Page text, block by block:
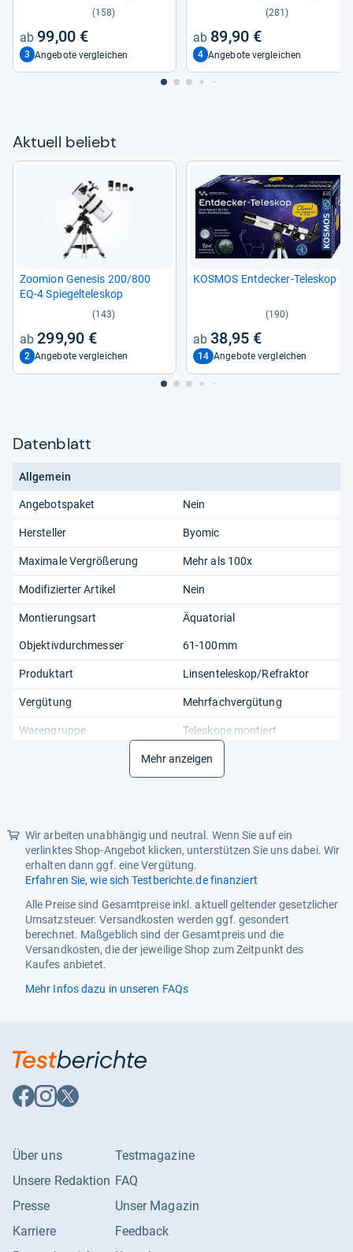
(158)
99,00 €
3 Angebote vergleichen
(281)
89,90 €
4 Angebote vergleichen
Aktu­ell beliebt
Zoo­mion Gene­sis 200/800
EQ-​4 Spie­gel­te­le­skop
(143)
299,90 €
2 Angebote vergleichen
KOS­MOS Ent­de­cker-​Tele­skop
(190)
38,95 €
14 Angebote vergleichen
Datenblatt
Allgemein
Angebotspaket Nein
Hersteller Byomic
Maximale Vergrößerung Mehr als 100x
Modifizierter Artikel Nein
Montierungsart Äquatorial
Objektivdurchmesser 61-100mm
Produktart Linsenteleskop/Refraktor
Vergütung Mehrfachvergütung
Warengruppe Teleskope montiert
Mehr anzeigen
Wir arbeiten unabhängig und neutral. Wenn Sie auf ein
verlinktes Shop-Angebot klicken, unterstützen Sie uns dabei. Wir
erhalten dann ggf. eine Vergütung.
Erfahren Sie, wie sich Testberichte.de finanziert
Alle Preise sind Gesamtpreise inkl. aktuell geltender gesetzlicher
Umsatzsteuer. Versandkosten werden ggf. gesondert
berechnet. Maßgeblich sind der Gesamtpreis und die
Versandkosten, die der jeweilige Shop zum Zeitpunkt des
Kaufes anbietet.
Mehr Infos dazu in unseren FAQs
Auf
Facebook
Auf
Instagram
Auf
X
Über uns
Unsere Redaktion
Presse
Karriere
Testmagazine
FAQ
Unser Magazin
Feedback